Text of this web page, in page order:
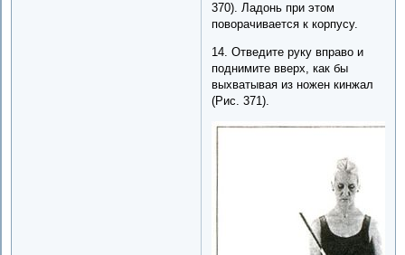
370). Ладонь при этом
поворачивается к корпусу.
14. Отведите руку вправо и
поднимите вверх, как бы
выхватывая из ножен кинжал
(Рис. 371).